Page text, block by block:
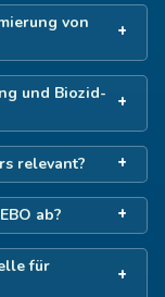
von
und Biozid-
relevant?
ab?
für